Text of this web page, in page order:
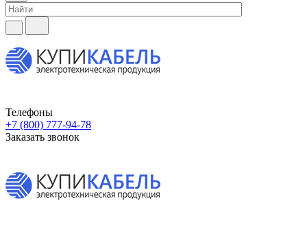
Телефоны
+7 (800) 777-94-78
Заказать звонок